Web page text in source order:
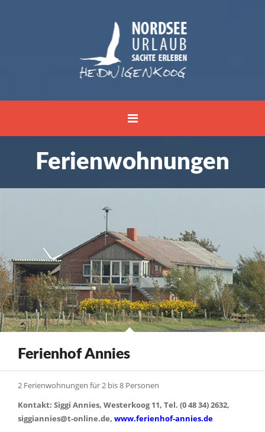
Ferienwohnungen
Ferienhof Annies
2 Ferienwohnungen für 2 bis 8 Personen
Kontakt: Siggi Annies, Westerkoog 11, Tel. (0 48 34) 2632,
siggiannies@t-online.de, www.ferienhof-annies.de